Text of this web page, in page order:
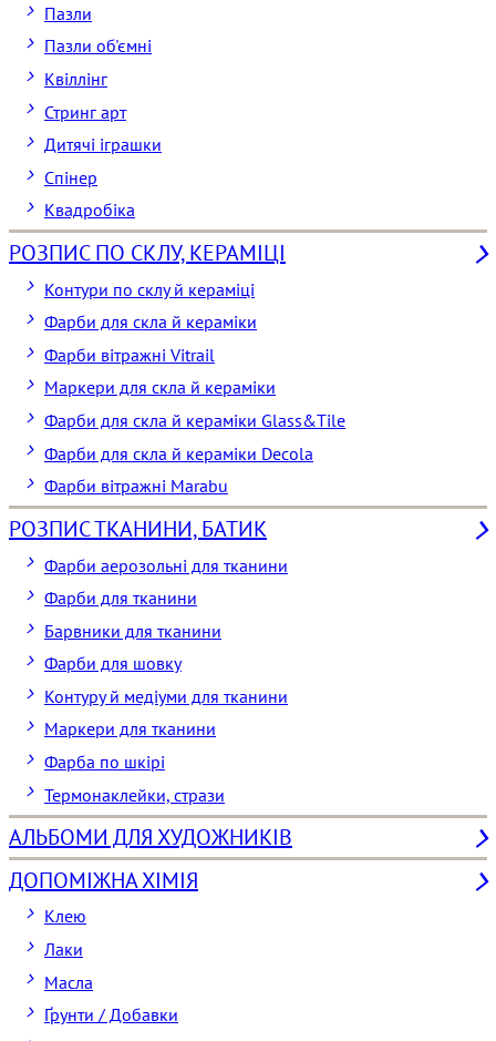
Пазли
Пазли об'ємні
Квіллінг
Стринг арт
Дитячі іграшки
Спінер
Квадробіка
РОЗПИС ПО СКЛУ, КЕРАМІЦІ
Контури по склу й кераміці
Фарби для скла й кераміки
Фарби вітражні Vitrail
Маркери для скла й кераміки
Фарби для скла й кераміки Glass&Tile
Фарби для скла й кераміки Decola
Фарби вітражні Marabu
РОЗПИС ТКАНИНИ, БАТИК
Фарби аерозольні для тканини
Фарби для тканини
Барвники для тканини
Фарби для шовку
Контуру й медіуми для тканини
Маркери для тканини
Фарба по шкірі
Термонаклейки, стрази
АЛЬБОМИ ДЛЯ ХУДОЖНИКІВ
ДОПОМІЖНА ХІМІЯ
Клею
Лаки
Масла
Ґрунти / Добавки